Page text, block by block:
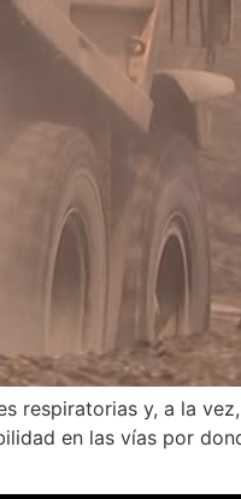
respiratorias y, a la
en las vías por